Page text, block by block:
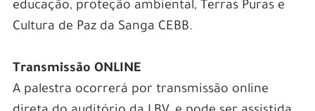
educação, proteção ambiental, Terras Puras e
Cultura de Paz da Sanga CEBB.
Transmissão ONLINE
A palestra ocorrerá por transmissão online